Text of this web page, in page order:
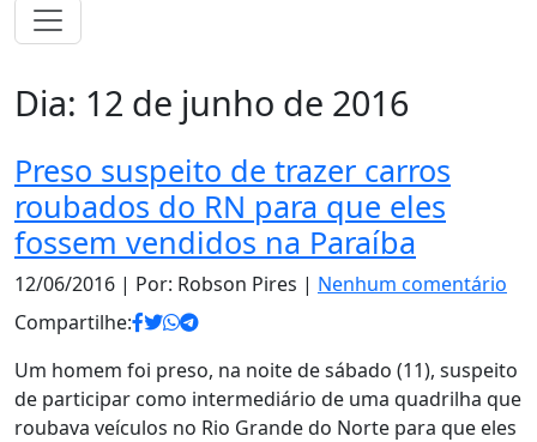
Dia: 12 de junho de 2016
Preso suspeito de trazer carros
roubados do RN para que eles
fossem vendidos na Paraíba
12/06/2016 | Por: Robson Pires | Nenhum comentário
Compartilhe:
Um homem foi preso, na noite de sábado (11), suspeito
de participar como intermediário de uma quadrilha que
roubava veículos no Rio Grande do Norte para que eles